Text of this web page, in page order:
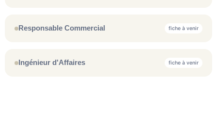
Responsable Commercial fiche à venir
Ingénieur d'Affaires fiche à venir